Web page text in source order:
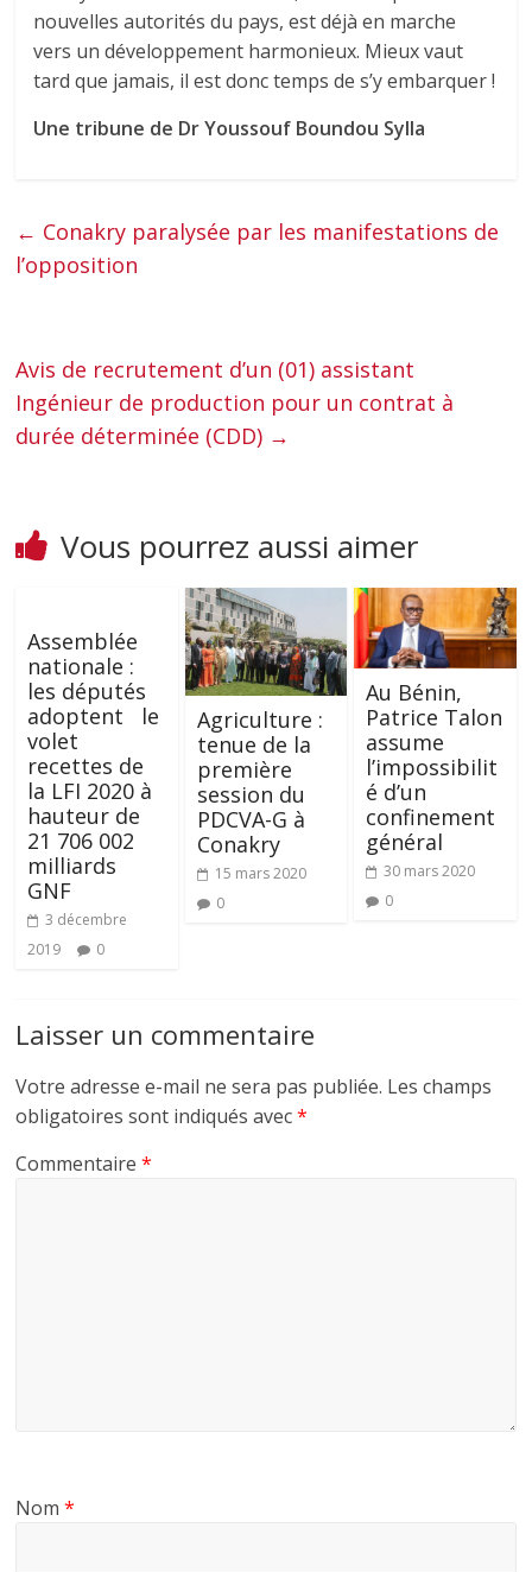
nouvelles autorités du pays, est déjà en marche
vers un développement harmonieux. Mieux vaut
tard que jamais, il est donc temps de s’y embarquer !
Une tribune de Dr Youssouf Boundou Sylla
← Conakry paralysée par les manifestations de
l’opposition
Avis de recrutement d’un (01) assistant
Ingénieur de production pour un contrat à
durée déterminée (CDD) →
Vous pourrez aussi aimer
Assemblée
nationale :
les députés
adoptent le
volet
recettes de
la LFI 2020 à
hauteur de
21 706 002
milliards
GNF
3 décembre
2019
0
Agriculture :
tenue de la
première
session du
PDCVA-G à
Conakry
15 mars 2020
0
Au Bénin,
Patrice Talon
assume
l’impossibilit
é d’un
confinement
général
30 mars 2020
0
Laisser un commentaire
Votre adresse e-mail ne sera pas publiée. Les champs
obligatoires sont indiqués avec*
Commentaire*
Nom*